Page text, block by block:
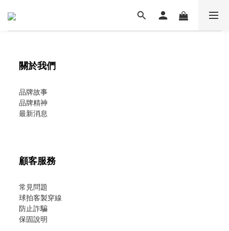
關於我們
品牌故事
品牌精神
最新消息
顧客服務
常見問題
球拍客製穿線
防止詐騙
保固說明